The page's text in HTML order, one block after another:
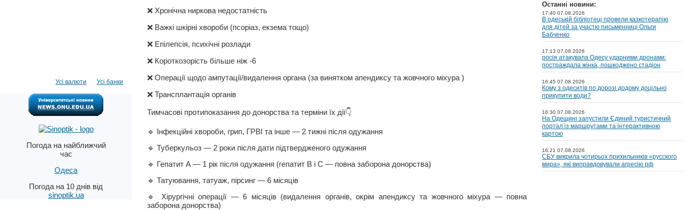
Усі банки
Усі валюти
Погода на найближчий
час
Одеса
Погода на 10 днів від
sinoptik.ua
❌ Хронічна ниркова недостатність
❌ Важкі шкірні хвороби (псоріаз, екзема тощо)
❌ Епілепсія, психічні розлади
❌ Короткозорість більше ніж -6
❌ Операції щодо ампутації/видалення органа (за винятком апендиксу та жовчного міхура )
❌ Трансплантація органів
Тимчасові протипоказання до донорства та терміни їх дії👇
🔹 Інфекційні хвороби, грип, ГРВІ та інше — 2 тижні після одужання
🔹 Туберкульоз — 2 роки після дати підтвердженого одужання
🔹 Гепатит А — 1 рік після одужання (гепатит В і С — повна заборона донорства)
🔹 Татуювання, татуаж, пірсинг — 6 місяців
🔹 Хірургічні операції — 6 місяців (видалення органів, окрім апендиксу та жовчного міхура — повна
заборона донорства)
Останні новини:
17:40 07.08.2026
В одеській бібліотеці провели казкотерапію
для дітей за участю письменниці Ольги
Бабченко
17:13 07.08.2026
росія атакувала Одесу ударними дронами:
постраждала жінка, пошкоджено стадіон
16:45 07.08.2026
Кому з одеситів по дорозі додому доцільно
прикупити води?
16:30 07.08.2026
На Одещині запустили Єдиний туристичний
портал із маршрутами та інтерактивною
картою
16:21 07.08.2026
СБУ викрила чотирьох прихильників «русского
мира», які виправдовували агресію рф